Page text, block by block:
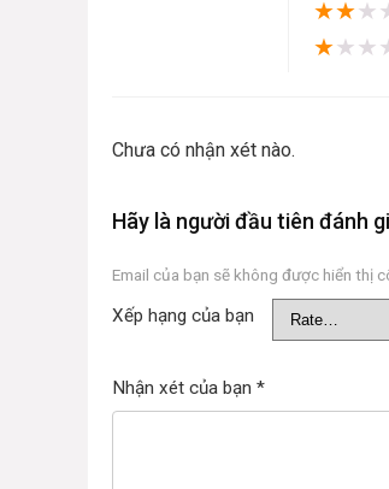
★★★
★★★
Chưa có nhận xét nào.
Hãy là người đầu tiên đánh
Email của bạn sẽ không được hiển thị
Xếp hạng của bạn
Nhận xét của bạn *